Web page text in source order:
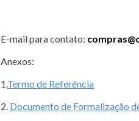
E-mail para contato:
Anexos:
1.Termo de Referência
2. Documento de Formalização